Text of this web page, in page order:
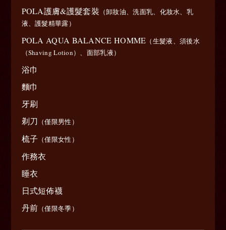
POLA護膚&護髮套裝 （卸妝油、洗面乳、化妝水、乳
液、護髮精華露）
POLA AQUA BALANCE HOMME （生髮液、須後水
（Shaving Lotion）、面部乳液）
浴巾
麵巾
牙刷
剃刀 （僅限男性）
梳子 （僅限女性）
作務衣
睡衣
日式短佈襪
丹前 （僅限冬季）